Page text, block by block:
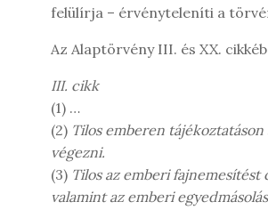
felülírja – érvényteleníti a
Az Alaptörvény III. és XX.
III. cikk
(1) …
(2) Tilos emberen
végezni.
(3) Tilos az emberi fajnemesítést
valamint az emberi